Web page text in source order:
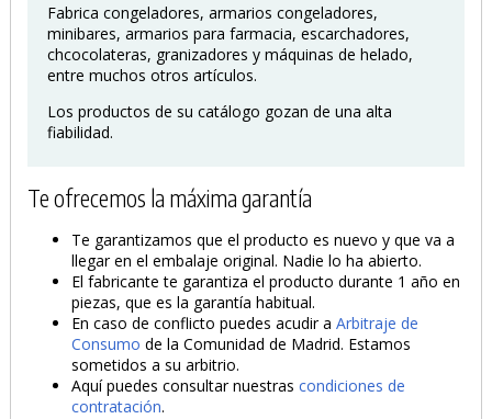
Fabrica congeladores, armarios congeladores,
minibares, armarios para farmacia, escarchadores,
chcocolateras, granizadores y máquinas de helado,
entre muchos otros artículos.
Los productos de su catálogo gozan de una alta
fiabilidad.
Te ofrecemos la máxima garantía
Te garantizamos que el producto es nuevo y que va a
llegar en el embalaje original. Nadie lo ha abierto.
El fabricante te garantiza el producto durante 1 año en
piezas, que es la garantía habitual.
En caso de conflicto puedes acudir aArbitraje de
Consumo de la Comunidad de Madrid. Estamos
sometidos a su arbitrio.
Aquí puedes consultar nuestrascondiciones de
contratación.